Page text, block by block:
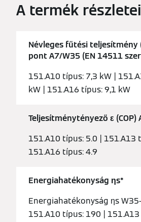
A termék részletei
Névleges fűtési teljesítmény
pont A7/W35 (EN 14511
151.A10 típus: 7,3 kW |
kW | 151.A16 típus: 9,1 kW
Teljesítménytényező ε (COP)
151.A10 típus: 5.0 | 151.A13
151.A16 típus: 4.9
Energiahatékonyság ƞs*
Energiahatékonyság ƞs
151.A10 típus: 190 | 151.A13